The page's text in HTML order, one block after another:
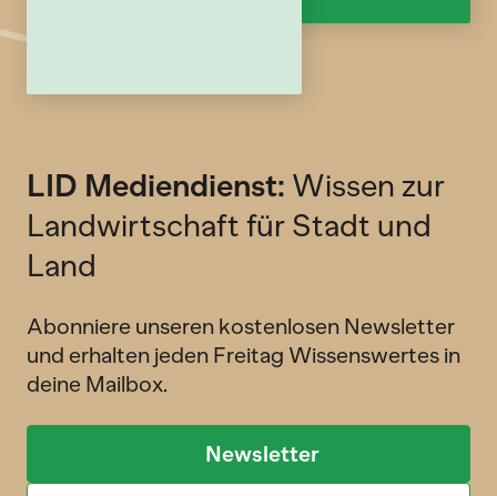
LID Mediendienst: Wissen zur
Landwirtschaft für Stadt und
Land
Abonniere unseren kostenlosen Newsletter
und erhalten jeden Freitag Wissenswertes in
deine Mailbox.
Newsletter